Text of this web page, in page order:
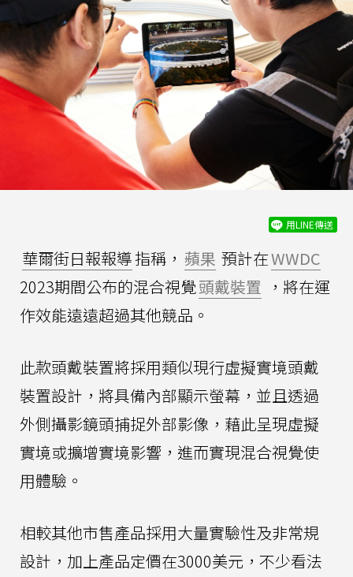
用LINE傳送
華爾街日報報導指稱， 蘋果 預計在WWDC
2023期間公布的混合視覺頭戴裝置 ，將在運
作效能遠遠超過其他競品。
此款頭戴裝置將採用類似現行虛擬實境頭戴
裝置設計，將具備內部顯示螢幕，並且透過
外側攝影鏡頭捕捉外部影像，藉此呈現虛擬
實境或擴增實境影響，進而實現混合視覺使
用體驗。
相較其他市售產品採用大量實驗性及非常規
設計，加上產品定價在3000美元，不少看法